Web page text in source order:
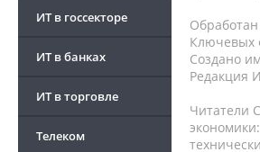
ИТ в госсекторе
ИТ в банках
ИТ в торговле
Телеком
Ключевых
Создано
Редакция
Читатели